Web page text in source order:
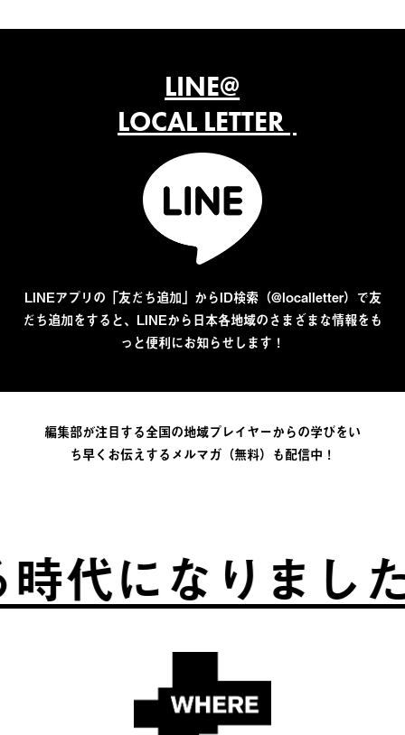
LINE@
LOCAL LETTER
LINEアプリの「友だち追加」からID検索（@localletter）で友
だち追加をすると、LINEから日本各地域のさまざまな情報をも
っと便利にお知らせします！
編集部が注目する全国の地域プレイヤーからの学びをい
ち早くお伝えするメルマガ（無料）も配信中！
になりました。